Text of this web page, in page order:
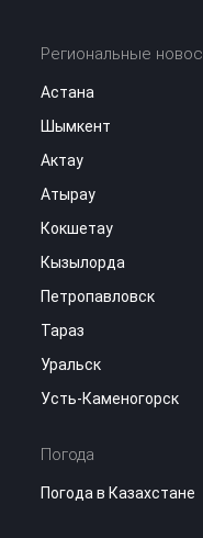
Региональные
Астана
Шымкент
Актау
Атырау
Кокшетау
Кызылорда
Петропавловск
Тараз
Уральск
Усть-Каменогорск
Погода
Погода в Казахстане